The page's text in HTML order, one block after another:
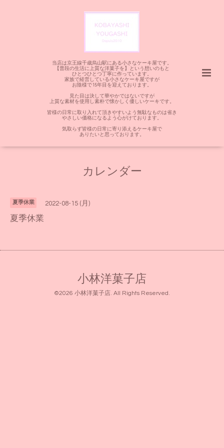
当店は京王線千歳烏山駅にある小さなケーキ屋です。
【普段の生活に上質な洋菓子を】という想いのもと
ひとつひとつ丁寧に作っています。
家族で経営している小さなケーキ屋ですが
お陰様で15年目を迎えております。
見た目は決して華やかではないですが
上質な素材を使用し素朴で懐かしく優しいケーキです。
皆様の日常に取り入れて頂きやすいよう無駄なものは省き
やさしい価格になるよう心がけております。
気取らず皆様の日常に寄り添えるケーキ屋で
ありたいと思っております。
カレンダー
夏季休業 2022-08-15 (月)
夏季休業
小林洋菓子店
©2026 小林洋菓子店. All Rights Reserved.